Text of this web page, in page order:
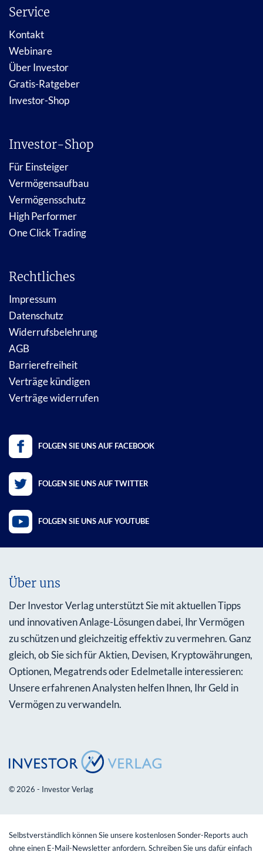
Service
Kontakt
Webinare
Über Investor
Gratis-Ratgeber
Investor-Shop
Investor-Shop
Für Einsteiger
Vermögensaufbau
Vermögensschutz
High Performer
One Click Trading
Rechtliches
Impressum
Datenschutz
Widerrufsbelehrung
AGB
Barrierefreiheit
Verträge kündigen
Verträge widerrufen
FOLGEN SIE UNS AUF FACEBOOK
FOLGEN SIE UNS AUF TWITTER
FOLGEN SIE UNS AUF YOUTUBE
Über uns
Der Investor Verlag unterstützt Sie mit aktuellen Tipps
und innovativen Anlage-Lösungen dabei, Ihr Vermögen
zu schützen und gleichzeitig effektiv zu vermehren. Ganz
gleich, ob Sie sich für Aktien, Devisen, Kryptowährungen,
Optionen, Megatrends oder Edelmetalle interessieren:
Unsere erfahrenen Analysten helfen Ihnen, Ihr Geld in
Vermögen zu verwandeln.
© 2026 - Investor Verlag
Selbstverständlich können Sie unsere kostenlosen Sonder-Reports auch
ohne einen E-Mail-Newsletter anfordern. Schreiben Sie uns dafür einfach